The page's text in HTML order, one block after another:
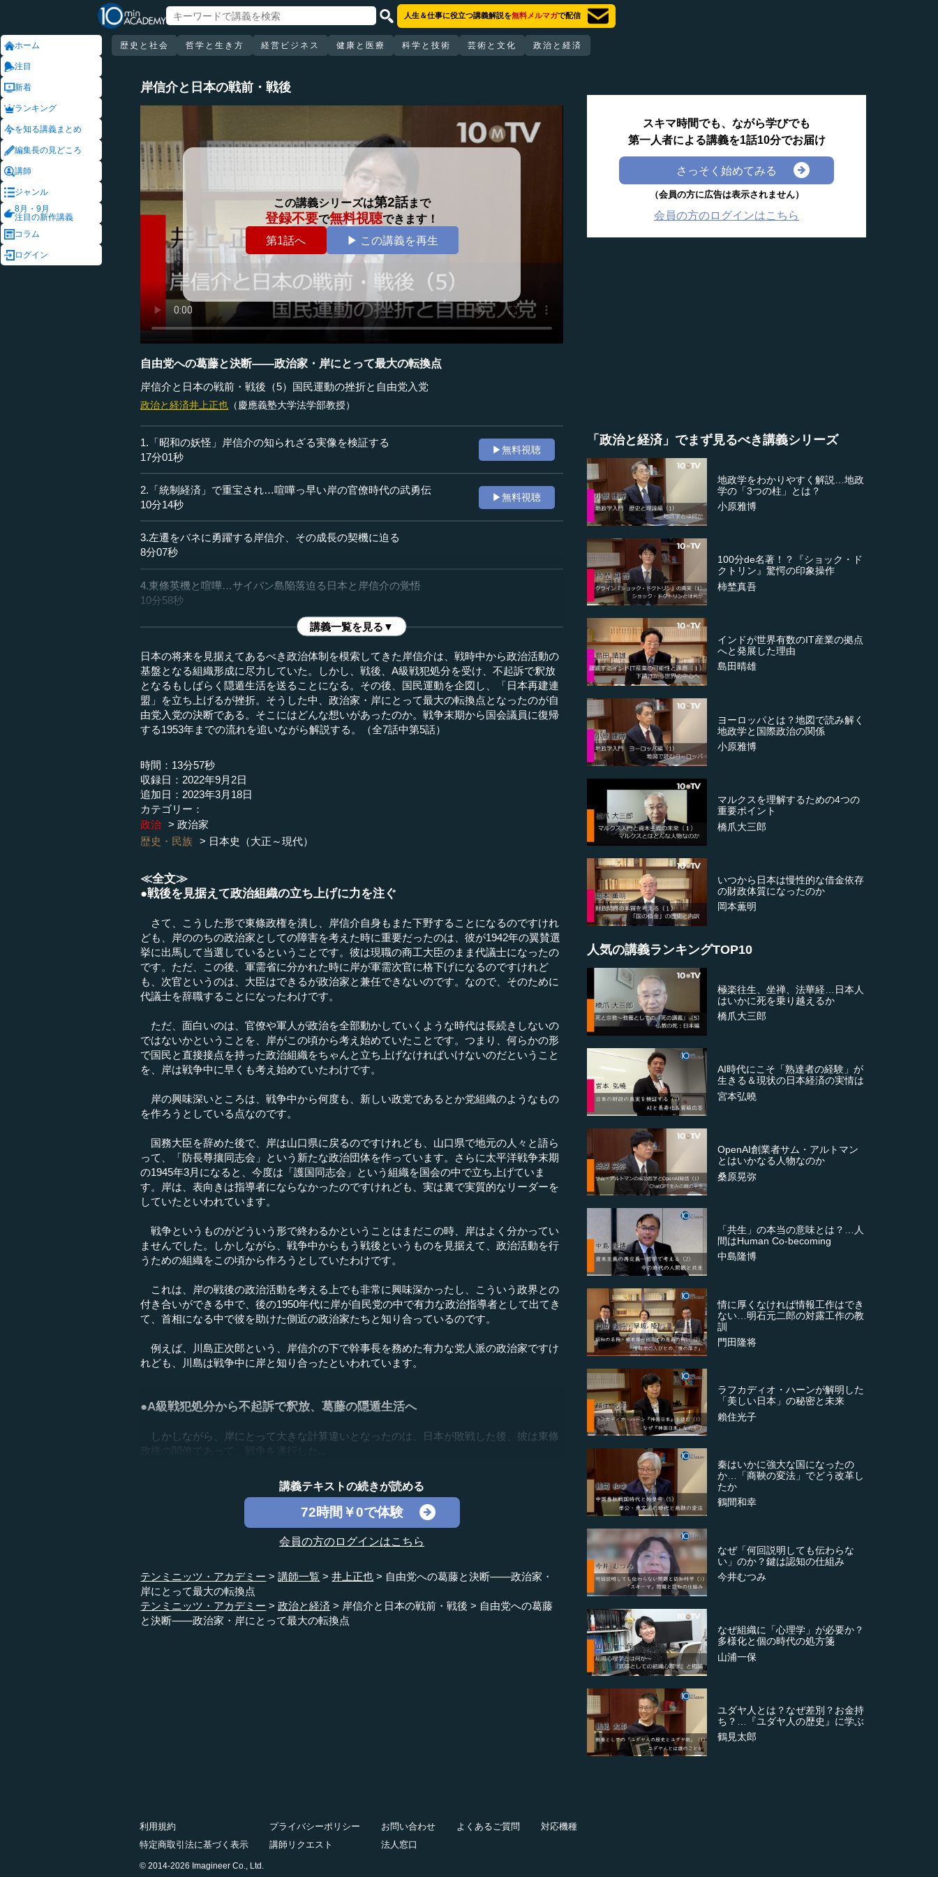
ホーム
注目
新着
ランキング
を知る講義まとめ
編集長の見どころ
講師
ジャンル
8月・9月
注目の新作講義
コラム
ログイン
人生＆仕事に役立つ講義解説を無料メルマガで配信
歴史と社会 哲学と生き方 経営ビジネス 健康と医療 科学と技術 芸術と文化 政治と経済
岸信介と日本の戦前・戦後
この講義シリーズは第2話まで
登録不要で無料視聴できます！
第1話へ
▶ この講義を再生
自由党への葛藤と決断――政治家・岸にとって最大の転換点
岸信介と日本の戦前・戦後（5）国民運動の挫折と自由党入党
政治と経済井上正也 （慶應義塾大学法学部教授）
1.「昭和の妖怪」岸信介の知られざる実像を検証する
17分01秒
▶無料視聴
2.「統制経済」で重宝され…喧嘩っ早い岸の官僚時代の武勇伝
10分14秒
▶無料視聴
3.左遷をバネに勇躍する岸信介、その成長の契機に迫る
8分07秒
4.東條英機と喧嘩…サイパン島陥落迫る日本と岸信介の覚悟
10分58秒
講義一覧を見る▼
日本の将来を見据えてあるべき政治体制を模索してきた岸信介は、戦時中から政治活動の
基盤となる組織形成に尽力していた。しかし、戦後、A級戦犯処分を受け、不起訴で釈放
となるもしばらく隠遁生活を送ることになる。その後、国民運動を企図し、「日本再建連
盟」を立ち上げるが挫折。そうした中、政治家・岸にとって最大の転換点となったのが自
由党入党の決断である。そこにはどんな想いがあったのか。戦争末期から国会議員に復帰
する1953年までの流れを追いながら解説する。（全7話中第5話）
時間：13分57秒
収録日：2022年9月2日
追加日：2023年3月18日
カテゴリー：
政治
政治家
歴史・民族
日本史（大正～現代）
≪全文≫
●戦後を見据えて政治組織の立ち上げに力を注ぐ
さて、こうした形で東條政権を潰し、岸信介自身もまた下野することになるのですけれ
ども、岸ののちの政治家としての障害を考えた時に重要だったのは、彼が1942年の翼賛選
挙に出馬して当選しているということです。彼は現職の商工大臣のまま代議士になったの
です。ただ、この後、軍需省に分かれた時に岸が軍需次官に格下げになるのですけれど
も、次官というのは、大臣はできるが政治家と兼任できないのです。なので、そのために
代議士を辞職することになったわけです。
ただ、面白いのは、官僚や軍人が政治を全部動かしていくような時代は長続きしないの
ではないかということを、岸がこの頃から考え始めていたことです。つまり、何らかの形
で国民と直接接点を持った政治組織をちゃんと立ち上げなければいけないのだということ
を、岸は戦争中に早くも考え始めていたわけです。
岸の興味深いところは、戦争中から何度も、新しい政党であるとか党組織のようなもの
を作ろうとしている点なのです。
国務大臣を辞めた後で、岸は山口県に戻るのですけれども、山口県で地元の人々と語ら
って、「防長尊攘同志会」という新たな政治団体を作っています。さらに太平洋戦争末期
の1945年3月になると、今度は「護国同志会」という組織を国会の中で立ち上げていま
す。岸は、表向きは指導者にならなかったのですけれども、実は裏で実質的なリーダーを
していたといわれています。
戦争というものがどういう形で終わるかということはまだこの時、岸はよく分かってい
ませんでした。しかしながら、戦争中からもう戦後というものを見据えて、政治活動を行
うための組織をこの頃から作ろうとしていたわけです。
これは、岸の戦後の政治活動を考える上でも非常に興味深かったし、こういう政界との
付き合いができる中で、後の1950年代に岸が自民党の中で有力な政治指導者として出てき
て、首相になる中で彼を助けた側近の政治家たちと知り合っているのです。
例えば、川島正次郎という、岸信介の下で幹事長を務めた有力な党人派の政治家ですけ
れども、川島は戦争中に岸と知り合ったといわれています。
●A級戦犯処分から不起訴で釈放、葛藤の隠遁生活へ
しかしながら、岸にとって大きな計算違いとなったのは、日本が敗戦した後、彼は東條
講義テキストの続きが読める
72時間￥0で体験
会員の方のログインはこちら
テンミニッツ・アカデミー 講師一覧 井上正也
自由党への葛藤と決断――政治家・
岸にとって最大の転換点
テンミニッツ・アカデミー
政治と経済 岸信介と日本の戦前・戦後
自由党への葛藤
と決断――政治家・岸にとって最大の転換点
スキマ時間でも、ながら学びでも
第一人者による講義を1話10分でお届け
さっそく始めてみる
（会員の方に広告は表示されません）
会員の方のログインはこちら
「政治と経済」でまず見るべき講義シリーズ
地政学をわかりやすく解説…地政
学の「3つの柱」とは？
小原雅博
100分de名著！？『ショック・ド
クトリン』驚愕の印象操作
柿埜真吾
インドが世界有数のIT産業の拠点
へと発展した理由
島田晴雄
ヨーロッパとは？地図で読み解く
地政学と国際政治の関係
小原雅博
マルクスを理解するための4つの
重要ポイント
橋爪大三郎
いつから日本は慢性的な借金依存
の財政体質になったのか
岡本薫明
人気の講義ランキングTOP10
極楽往生、坐禅、法華経…日本人
はいかに死を乗り越えるか
橋爪大三郎
AI時代にこそ「熟達者の経験」が
生きる＆現状の日本経済の実情は
宮本弘曉
OpenAI創業者サム・アルトマン
とはいかなる人物なのか
桑原晃弥
「共生」の本当の意味とは？…人
間はHuman Co-becoming
中島隆博
情に厚くなければ情報工作はでき
ない…明石元二郎の対露工作の教
訓
門田隆将
ラフカディオ・ハーンが解明した
「美しい日本」の秘密と未来
賴住光子
秦はいかに強大な国になったの
か…「商鞅の変法」でどう改革し
たか
鶴間和幸
なぜ「何回説明しても伝わらな
い」のか？鍵は認知の仕組み
今井むつみ
なぜ組織に「心理学」が必要か？
多様化と個の時代の処方箋
山浦一保
ユダヤ人とは？なぜ差別？お金持
ち？…『ユダヤ人の歴史』に学ぶ
鶴見太郎
利用規約 プライバシーポリシー お問い合わせ よくあるご質問
対応機種
特定商取引法に基づく表示
講師リクエスト 法人窓口
© 2014-2026 Imagineer Co., Ltd.